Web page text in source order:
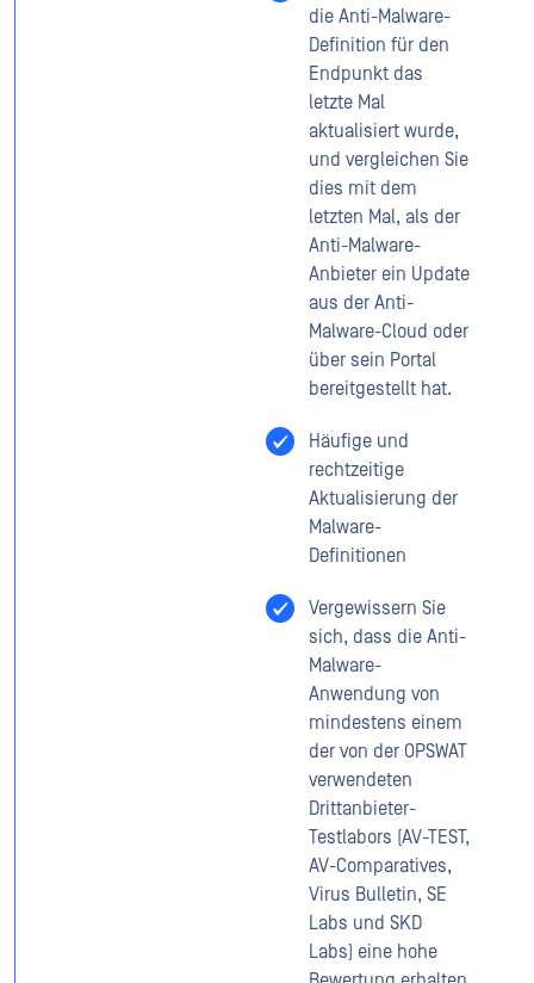
die Anti-Malware-
Definition für den
Endpunkt das
letzte Mal
aktualisiert wurde,
und vergleichen Sie
dies mit dem
letzten Mal, als der
Anti-Malware-
Anbieter ein Update
aus der Anti-
Malware-Cloud oder
über sein Portal
bereitgestellt hat.
Häufige und
rechtzeitige
Aktualisierung der
Malware-
Definitionen
Vergewissern Sie
sich, dass die Anti-
Malware-
Anwendung von
mindestens einem
der von der OPSWAT
verwendeten
Drittanbieter-
Testlabors (AV-TEST,
AV-Comparatives,
Virus Bulletin, SE
Labs und SKD
Labs) eine hohe